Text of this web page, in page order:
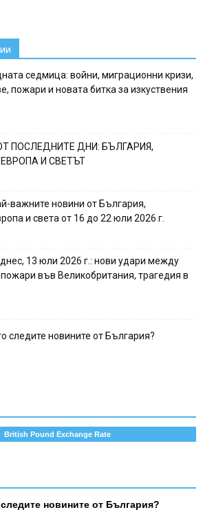
седмица: войни, миграционни кризи,
пожари и новата битка за изкуствения
ПОСЛЕДНИТЕ ДНИ: БЪЛГАРИЯ,
И СВЕТЪТ
важните новини от България,
и света от 16 до 22 юли 2026 г.
13 юли 2026 г.: нови удари между
във Великобритания, трагедия в
следите новините от България?
British Pound Exchange Rate
новините от България?